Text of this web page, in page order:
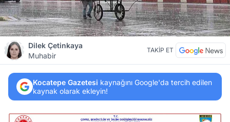
Dilek Çetinkaya
Muhabir
TAKİP ET
Kocatepe Gazetesi kaynağını Google'da tercih edilen
kaynak olarak ekleyin!